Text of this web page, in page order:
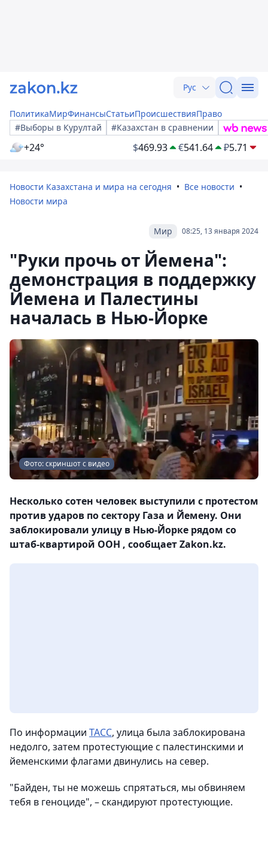
Рус
ПолитикаМирФинансыСтатьиПроисшествияПраво
#Выборы в Курултай
#Казахстан в сравнении
+24° $469.93 €541.64 ₽5.71
Новости Казахстана и мира на сегодня
Все новости
Новости мира
08:25, 13 января 2024
Мир
"Руки прочь от Йемена":
демонстрация в поддержку
Йемена и Палестины
началась в Нью-Йорке
Фото: скриншот с видео
Несколько сотен человек выступили с протестом
против ударов по сектору Газа и Йемену. Они
заблокировали улицу в Нью-Йорке рядом со
штаб-квартирой ООН , сообщает Zakon.kz.
По информации ТАСС, улица была заблокирована
недолго, затем протестующие с палестинскими и
йеменскими флагами двинулись на север.
"Байден, ты не можешь спрятаться, мы обвиняем
тебя в геноциде", – скандируют протестующие.